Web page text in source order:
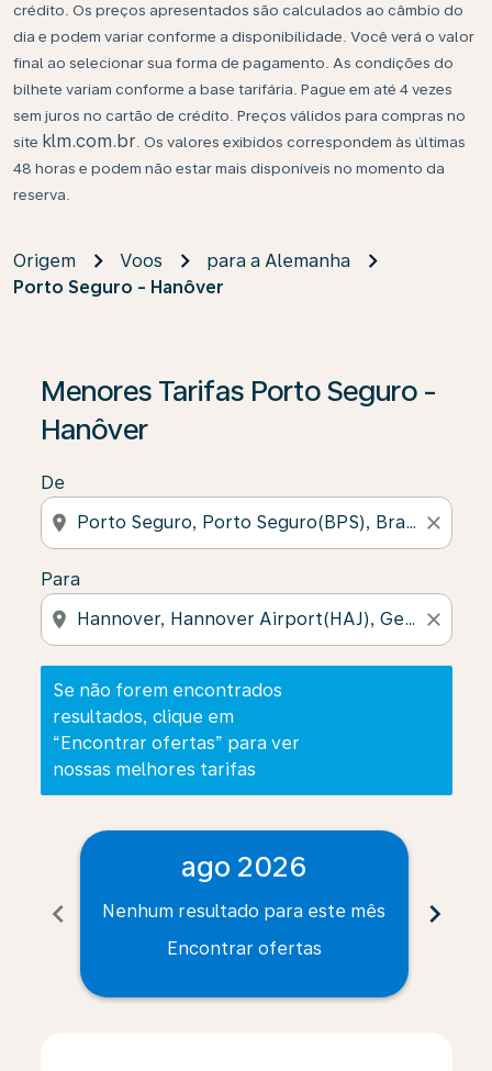
crédito. Os preços apresentados são calculados ao câmbio do
dia e podem variar conforme a disponibilidade. Você verá o valor
final ao selecionar sua forma de pagamento. As condições do
bilhete variam conforme a base tarifária. Pague em até 4 vezes
sem juros no cartão de crédito. Preços válidos para compras no
site klm.com.br . Os valores exibidos correspondem às últimas
48 horas e podem não estar mais disponíveis no momento da
reserva.
Origem Voos
para a Alemanha
Porto Seguro - Hanôver
Menores Tarifas Porto Seguro -
Hanôver
De
location_on close
Para
location_on close
Se não forem encontrados
resultados, clique em
“Encontrar ofertas” para ver
nossas melhores tarifas
Se não forem encontrados resultados, clique em
chevron_left
ago 2026
Nenhum resultado para este mês
Encontrar ofertas
chevron_right